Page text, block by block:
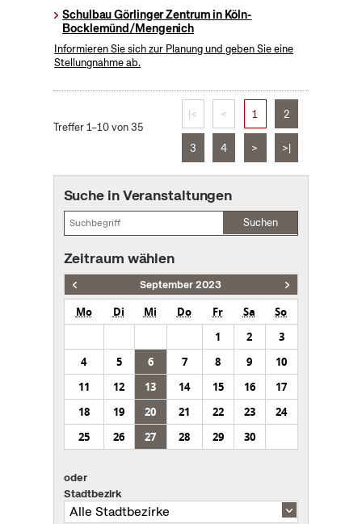
Schulbau Görlinger Zentrum in Köln-
Bocklemünd/Mengenich
Informieren Sie sich zur Planung und geben Sie eine
Stellungnahme ab.
Treffer 1–10 von 35
|< < 1 2
3 4 > >|
Suche in Veranstaltungen
Suchen
Zeitraum wählen
September 2023
Mo Di Mi Do Fr Sa
So
1
2
3
4
5 6 7 8 9
10
11
12 13 14 15 16
17
18
19 20 21 22 23
24
25
26 27 28 29 30
oder
Stadtbezirk